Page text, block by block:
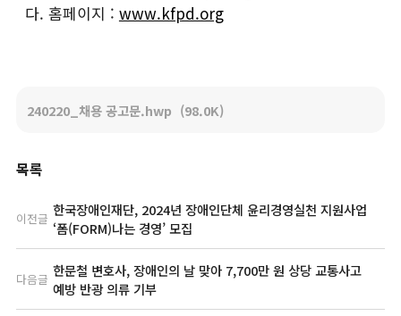
다. 홈페이지 : www.kfpd.org
240220_채용 공고문.hwp (98.0K)
목록
이전글 한국장애인재단, 2024년 장애인단체 윤리경영실천 지원사업
‘폼(FORM)나는 경영’ 모집
다음글 한문철 변호사, 장애인의 날 맞아 7,700만 원 상당 교통사고
예방 반광 의류 기부